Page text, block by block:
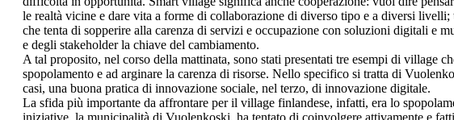
le realtà vicine e dare vita a forme di collaborazione di diverso tipo e a diversi
che tenta di sopperire alla carenza di servizi e occupazione con soluzioni digitali e
e degli stakeholder la chiave del cambiamento.
A tal proposito, nel corso della mattinata, sono stati presentati tre esempi di village
spopolamento e ad arginare la carenza di risorse. Nello specifico si tratta di
casi, una buona pratica di innovazione sociale, nel terzo, di innovazione digitale.
La sfida più importante da affrontare per il village finlandese, infatti, era lo
iniziative, la municipalità di Vuolenkoski, ha tentato di coinvolgere attivamente e